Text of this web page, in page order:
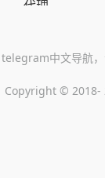
telegram中文导航
Copyright © 2018-